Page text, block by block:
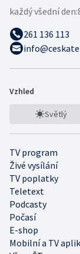
každý všední den:
261 136 113
Vzhled
Světlý
TV program
Živé vysílání
TV poplatky
Teletext
Podcasty
Počasí
E-shop
Mobilní a TV